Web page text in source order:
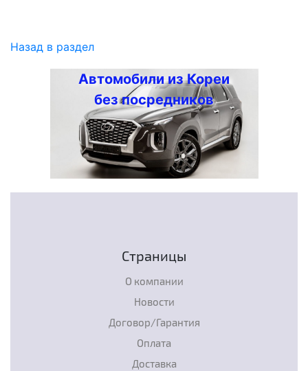
Назад в раздел
Автомобили из Кореи
без посредников
Страницы
О компании
Новости
Договор/Гарантия
Оплата
Доставка